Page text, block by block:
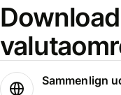
Sammenlign